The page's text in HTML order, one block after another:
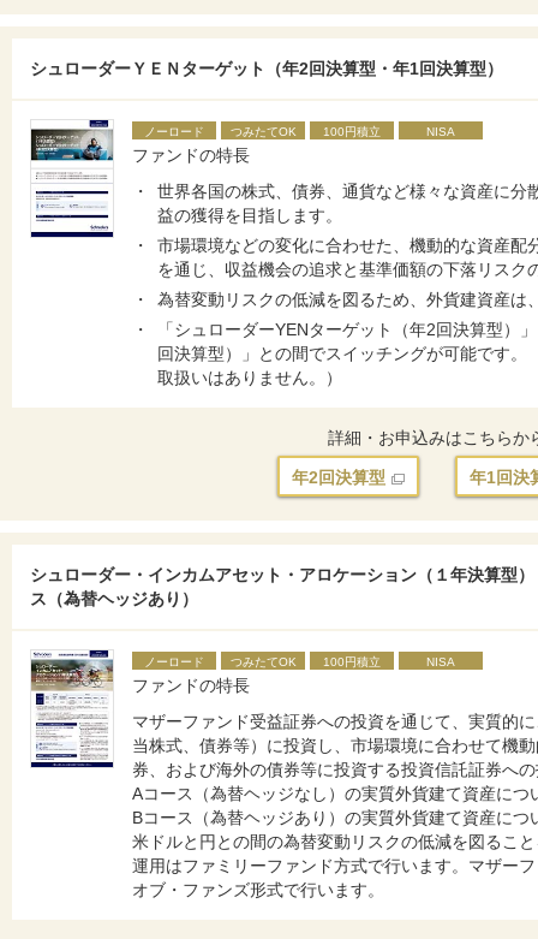
シュローダーＹＥＮターゲット（年2回決算型・年1回決算型）
ノーロード つみたてOK 100円積立 NISA
ファンドの特長
世界各国の株式、債券、通貨など様々な資産に分
益の獲得を目指します。
市場環境などの変化に合わせた、機動的な資産配
を通じ、収益機会の追求と基準価額の下落リスク
為替変動リスクの低減を図るため、外貨建資産は
「シュローダーYENターゲット（年2回決算型）
回決算型）」との間でスイッチングが可能です。
取扱いはありません。）
詳細・お申込みはこちらか
年2回決算型 年1回決
シュローダー・インカムアセット・アロケーション（１年決算型
ス（為替ヘッジあり）
ノーロード つみたてOK 100円積立 NISA
ファンドの特長
マザーファンド受益証券への投資を通じて、実質的
当株式、債券等）に投資し、市場環境に合わせて機
券、および海外の債券等に投資する投資信託証券へ
Aコース（為替ヘッジなし）の実質外貨建て資産に
Bコース（為替ヘッジあり）の実質外貨建て資産に
米ドルと円との間の為替変動リスクの低減を図るこ
運用はファミリーファンド方式で行います。マザー
オブ・ファンズ形式で行います。